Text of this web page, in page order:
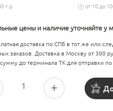
т.р. от 10 до
цены и наличие уточняйте у
доставка по СПб в тот же или
заказов. Доставка в Москву от 300
до терминала ТК для отправки по
+